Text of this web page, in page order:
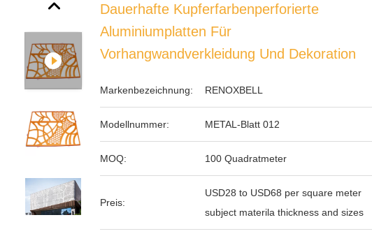
Dauerhafte Kupferfarbenperforierte
Aluminiumplatten Für
Vorhangwandverkleidung Und Dekoration
Markenbezeichnung: RENOXBELL
Modellnummer: METAL-Blatt 012
MOQ: 100 Quadratmeter
Preis:
USD28 to USD68 per square meter
subject materila thickness and sizes